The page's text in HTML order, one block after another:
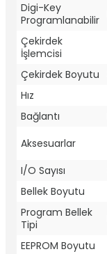
Digi-Key
Programlanabilir
Çekirdek
İşlemcisi
Çekirdek Boyutu
Hız
Bağlantı
Aksesuarlar
I/O Sayısı
Bellek Boyutu
Program Bellek
Tipi
EEPROM Boyutu